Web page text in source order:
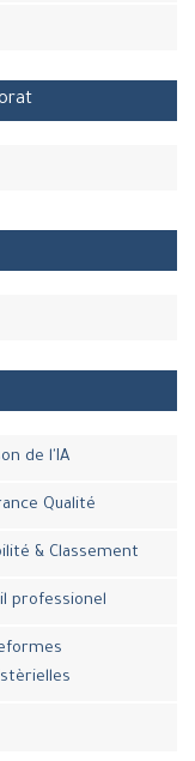
de l'IA
Qualité
& Classement
professionel